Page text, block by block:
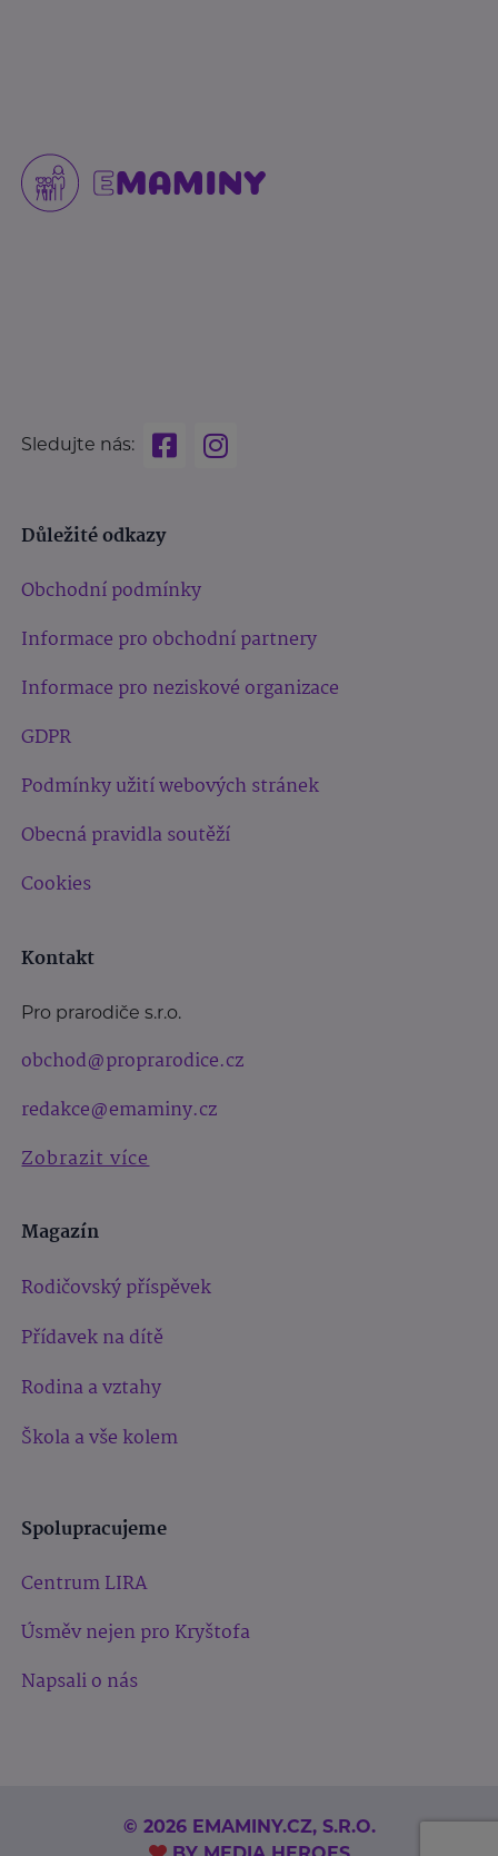
Sledujte nás:
Důležité odkazy
Obchodní podmínky
Informace pro obchodní partnery
Informace pro neziskové organizace
GDPR
Podmínky užití webových stránek
Obecná pravidla soutěží
Cookies
Kontakt
Pro prarodiče s.r.o.
obchod@proprarodice.cz
redakce@emaminy.cz
Zobrazit více
Magazín
Rodičovský příspěvek
Přídavek na dítě
Rodina a vztahy
Škola a vše kolem
Spolupracujeme
Centrum LIRA
Úsměv nejen pro Kryštofa
Napsali o nás
© 2026 EMAMINY.CZ, S.R.O.